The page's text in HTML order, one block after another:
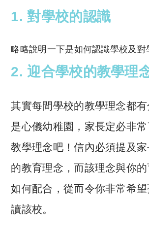
1. 對學校的認識
略略說明一下是如何認識學校及對
2. 迎合學校的教學理
其實每間學校的教學理念都
是心儀幼稚園，家長定必非
教學理念吧！信內必須提及
的教育理念，而該理念與你的
如何配合，從而令你非常希望
讀該校。